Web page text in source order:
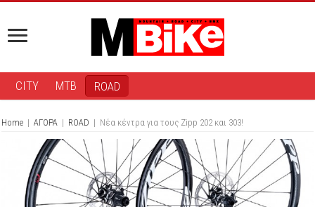
CITY MTB ROAD
Home | ΑΓΟΡΑ | ROAD | Nέα κέντρα για τους Zipp 202 και 303!